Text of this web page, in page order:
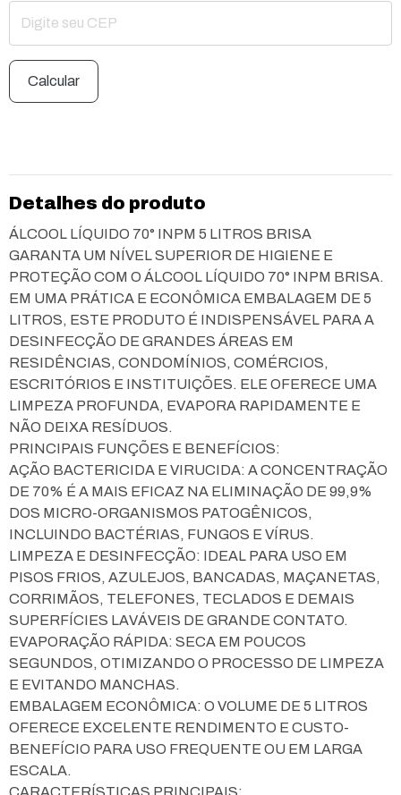
Calcular
Detalhes do produto
ÁLCOOL LÍQUIDO 70° INPM 5 LITROS BRISA
GARANTA UM NÍVEL SUPERIOR DE HIGIENE E
PROTEÇÃO COM O ÁLCOOL LÍQUIDO 70° INPM BRISA.
EM UMA PRÁTICA E ECONÔMICA EMBALAGEM DE 5
LITROS, ESTE PRODUTO É INDISPENSÁVEL PARA A
DESINFECÇÃO DE GRANDES ÁREAS EM
RESIDÊNCIAS, CONDOMÍNIOS, COMÉRCIOS,
ESCRITÓRIOS E INSTITUIÇÕES. ELE OFERECE UMA
LIMPEZA PROFUNDA, EVAPORA RAPIDAMENTE E
NÃO DEIXA RESÍDUOS.
PRINCIPAIS FUNÇÕES E BENEFÍCIOS:
AÇÃO BACTERICIDA E VIRUCIDA: A CONCENTRAÇÃO
DE 70% É A MAIS EFICAZ NA ELIMINAÇÃO DE 99,9%
DOS MICRO-ORGANISMOS PATOGÊNICOS,
INCLUINDO BACTÉRIAS, FUNGOS E VÍRUS.
LIMPEZA E DESINFECÇÃO: IDEAL PARA USO EM
PISOS FRIOS, AZULEJOS, BANCADAS, MAÇANETAS,
CORRIMÃOS, TELEFONES, TECLADOS E DEMAIS
SUPERFÍCIES LAVÁVEIS DE GRANDE CONTATO.
EVAPORAÇÃO RÁPIDA: SECA EM POUCOS
SEGUNDOS, OTIMIZANDO O PROCESSO DE LIMPEZA
E EVITANDO MANCHAS.
EMBALAGEM ECONÔMICA: O VOLUME DE 5 LITROS
OFERECE EXCELENTE RENDIMENTO E CUSTO-
BENEFÍCIO PARA USO FREQUENTE OU EM LARGA
ESCALA.
CARACTERÍSTICAS PRINCIPAIS: